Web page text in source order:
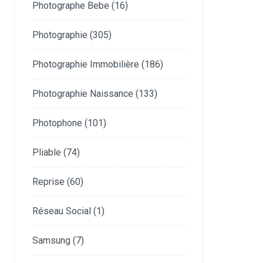
Photographe Bebe (16)
Photographie (305)
Photographie Immobilière (186)
Photographie Naissance (133)
Photophone (101)
Pliable (74)
Reprise (60)
Réseau Social (1)
Samsung (7)